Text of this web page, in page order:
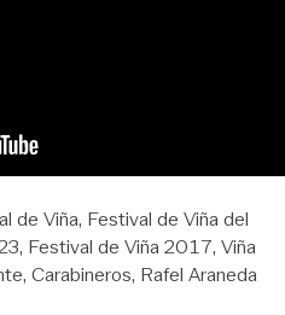
de Viña Festival de Viña del
Festival de Viña 2017 Viña
Carabineros Rafel Araneda